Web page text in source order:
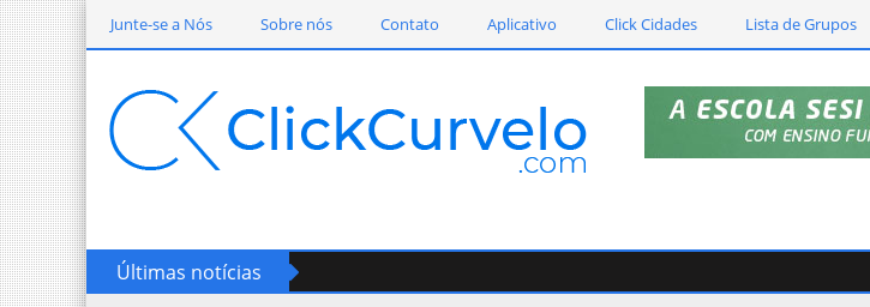
Junte-se a Nós Sobre nós Contato Aplicativo Click Cidades Lista de Grupos
Últimas notícias